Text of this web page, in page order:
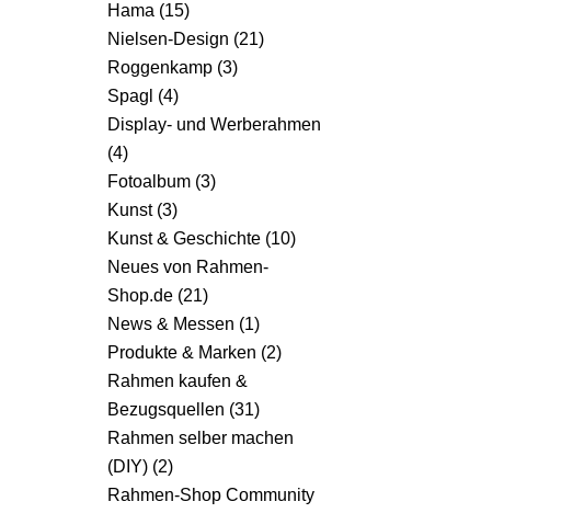
Hama (15)
Nielsen-Design (21)
Roggenkamp (3)
Spagl (4)
Display- und Werberahmen
(4)
Fotoalbum (3)
Kunst(3)
Kunst & Geschichte (10)
Neues von Rahmen-
Shop.de (21)
News & Messen (1)
Produkte & Marken (2)
Rahmen kaufen &
Bezugsquellen (31)
Rahmen selber machen
(DIY) (2)
Rahmen-Shop Community